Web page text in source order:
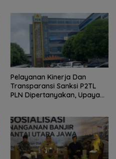
Siapkan Indonesia Jadi Pusat
Kolaborasi ASN ASEAN
Pelayanan Kinerja Dan
Transparansi Sanksi P2TL
PLN Dipertanyakan, Upaya